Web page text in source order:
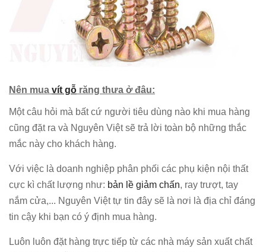
Nên mua vít gỗ răng thưa ở đâu:
Một câu hỏi mà bất cứ người tiêu dùng nào khi mua hàng
cũng đặt ra và Nguyên Việt sẽ trả lời toàn bộ những thắc
mắc này cho khách hàng.
Với việc là doanh nghiệp phân phối các phụ kiện nội thất
cực kì chất lượng như: bản lề giảm chấn, ray trượt, tay
nắm cửa,... Nguyên Việt tự tin đây sẽ là nơi là địa chỉ đáng
tin cậy khi bạn có ý định mua hàng.
Luôn luôn đặt hàng trực tiếp từ các nhà máy sản xuất chất